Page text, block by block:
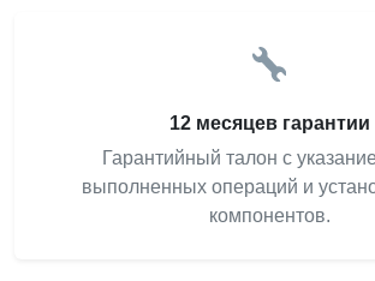
12 месяцев гарантии
Гарантийный талон с
выполненных операций и
компонентов.